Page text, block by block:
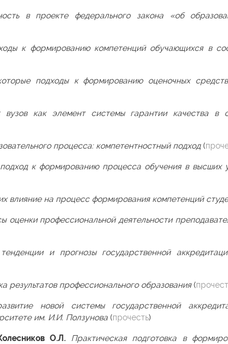
в проекте федерального закона «об
к формированию компетенций обучающихся в
подходы к формированию оценочных
вузов как элемент системы гарантии качества в
процесса: компетентностный подход(
к формированию процесса обучения в высших
влияние на процесс формирования компетенций
оценки профессиональной деятельности
и прогнозы государственной
результатов профессионального образования(
новой системы государственной
им. И.И. Ползунова (прочесть)
О.Л.
Практическая подготовка в